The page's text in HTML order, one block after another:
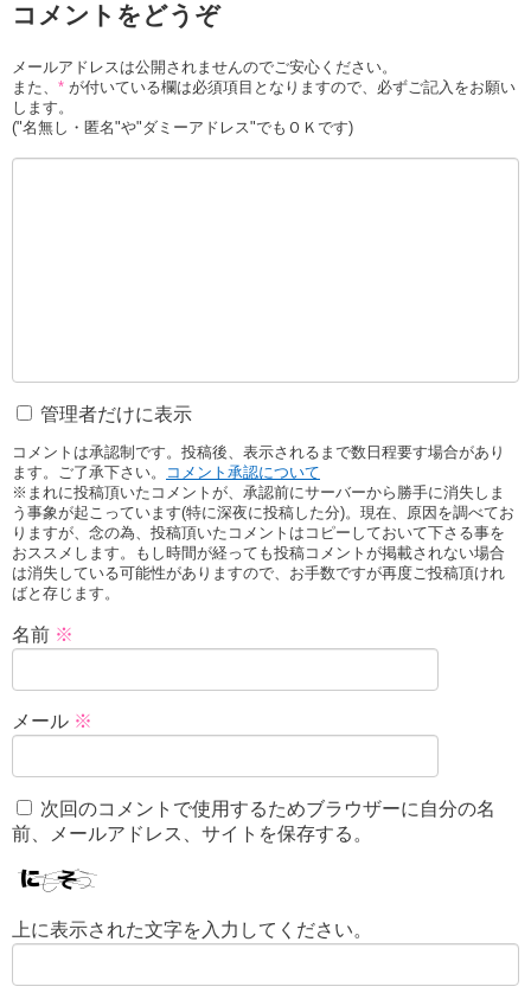
コメントをどうぞ
メールアドレスは公開されませんのでご安心ください。
また、 * が付いている欄は必須項目となりますので、必ずご記入をお願い
します。
("名無し・匿名"や"ダミーアドレス"でもＯＫです)
管理者だけに表示
コメントは承認制です。投稿後、表示されるまで数日程要す場合があり
ます。ご了承下さい。
コメント承認について
※まれに投稿頂いたコメントが、承認前にサーバーから勝手に消失しま
う事象が起こっています(特に深夜に投稿した分)。現在、原因を調べてお
りますが、念の為、投稿頂いたコメントはコピーしておいて下さる事を
おススメします。もし時間が経っても投稿コメントが掲載されない場合
は消失している可能性がありますので、お手数ですが再度ご投稿頂けれ
ばと存じます。
名前 ※
メール ※
次回のコメントで使用するためブラウザーに自分の名
前、メールアドレス、サイトを保存する。
上に表示された文字を入力してください。